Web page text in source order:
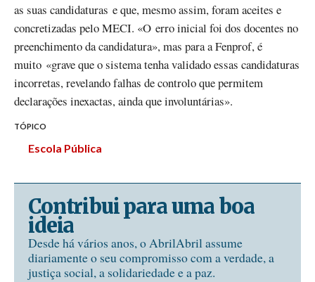
as suas candidaturas e que, mesmo assim, foram aceites e
concretizadas pelo MECI. «O erro inicial foi dos docentes no
preenchimento da candidatura», mas para a Fenprof, é
muito «grave que o sistema tenha validado essas candidaturas
incorretas, revelando falhas de controlo que permitem
declarações inexactas, ainda que involuntárias».
TÓPICO
Escola Pública
Contribui para uma boa
ideia
Desde há vários anos, o AbrilAbril assume
diariamente o seu compromisso com a verdade, a
justiça social, a solidariedade e a paz.